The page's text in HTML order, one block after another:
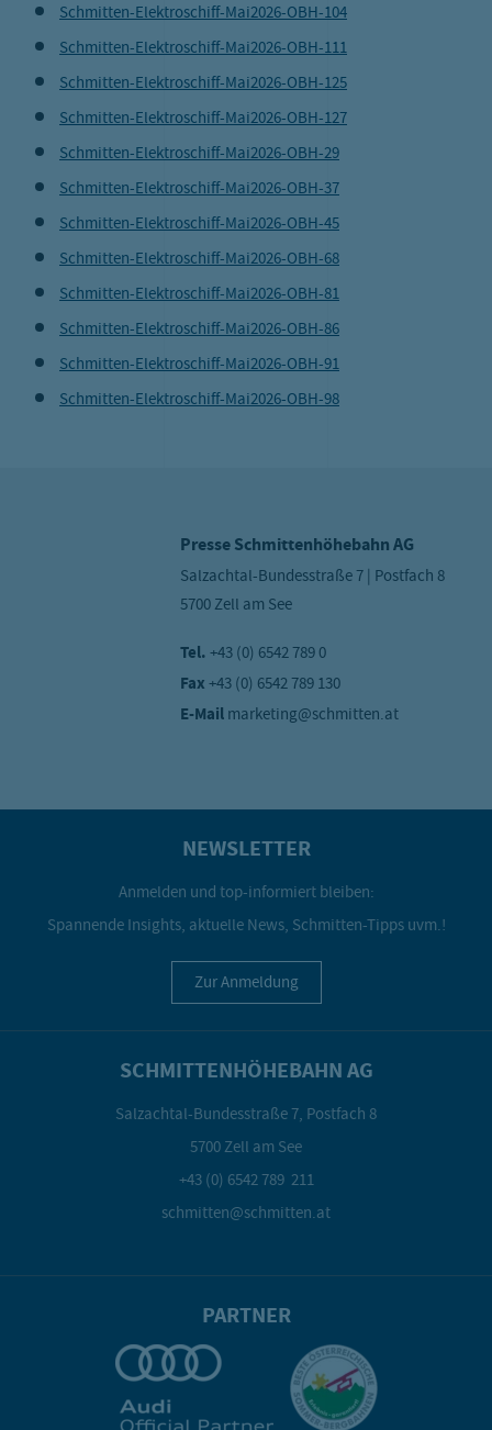
Schmitten-Elektroschiff-Mai2026-OBH-104
Schmitten-Elektroschiff-Mai2026-OBH-111
Schmitten-Elektroschiff-Mai2026-OBH-125
Schmitten-Elektroschiff-Mai2026-OBH-127
Schmitten-Elektroschiff-Mai2026-OBH-29
Schmitten-Elektroschiff-Mai2026-OBH-37
Schmitten-Elektroschiff-Mai2026-OBH-45
Schmitten-Elektroschiff-Mai2026-OBH-68
Schmitten-Elektroschiff-Mai2026-OBH-81
Schmitten-Elektroschiff-Mai2026-OBH-86
Schmitten-Elektroschiff-Mai2026-OBH-91
Schmitten-Elektroschiff-Mai2026-OBH-98
Presse Schmittenhöhebahn AG
Salzachtal-Bundesstraße 7 | Postfach 8
5700 Zell am See
Tel. +43 (0) 6542 789 0
Fax +43 (0) 6542 789 130
E-Mail marketing@schmitten.at
NEWSLETTER
Anmelden und top-informiert bleiben:
Spannende Insights, aktuelle News, Schmitten-Tipps uvm.!
Zur Anmeldung
SCHMITTENHÖHEBAHN AG
Salzachtal-Bundesstraße 7, Postfach 8
5700 Zell am See
+43 (0) 6542 789 211
schmitten@schmitten.at
PARTNER